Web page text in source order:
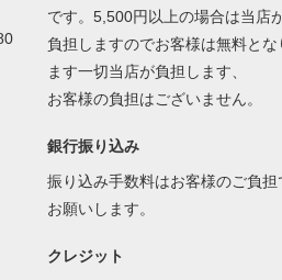
です。5,500円以上の場合は当店
負担しますのでお客様は無料とな
ます一切当店が負担します、
お客様の負担はございません。
銀行振り込み
振り込み手数料はお客様のご負担
お願いします。
クレジット